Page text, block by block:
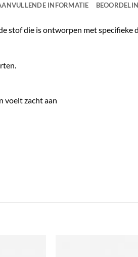
INFORMATIE
stof die is ontworpen met
voelt zacht aan